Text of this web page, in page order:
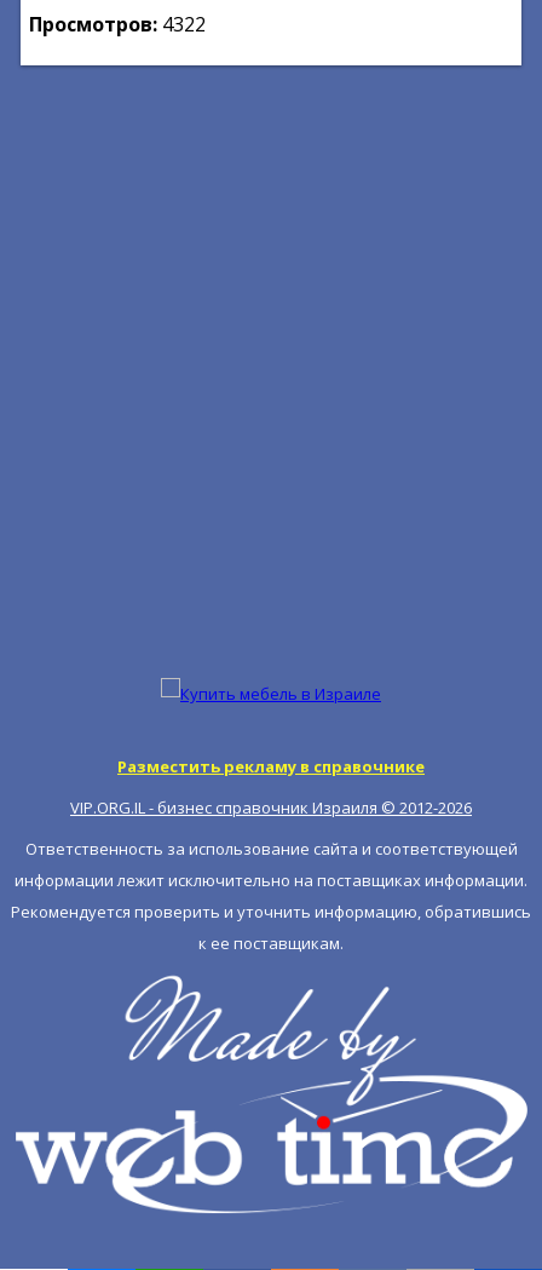
Просмотров: 4322
Разместить рекламу в справочнике
VIP.ORG.IL - бизнес справочник Израиля © 2012-2026
Ответственность за использование сайта и соответствующей
информации лежит исключительно на поставщиках информации.
Рекомендуется проверить и уточнить информацию, обратившись
к ее поставщикам.